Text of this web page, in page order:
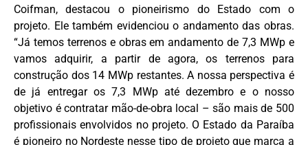
Coifman, destacou o pioneirismo do Estado com o
projeto. Ele também evidenciou o andamento das obras.
“Já temos terrenos e obras em andamento de 7,3 MWp e
vamos adquirir, a partir de agora, os terrenos para
construção dos 14 MWp restantes. A nossa perspectiva é
de já entregar os 7,3 MWp até dezembro e o nosso
objetivo é contratar mão-de-obra local – são mais de 500
profissionais envolvidos no projeto. O Estado da Paraíba
é pioneiro no Nordeste nesse tipo de projeto que marca a